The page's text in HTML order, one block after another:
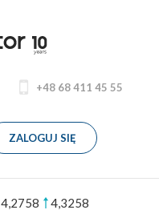
+48 68 411 45 55
ZALOGUJ SIĘ
4,2758 4,3258